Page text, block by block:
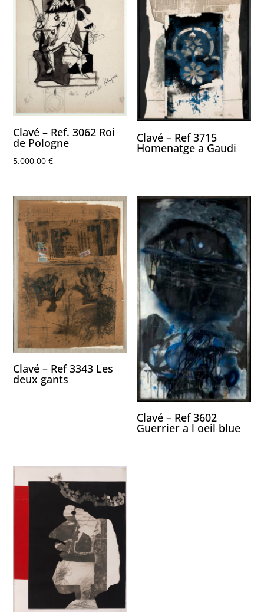
Clavé – Ref. 3062 Roi
de Pologne
5.000,00€
Clavé – Ref 3715
Homenatge a Gaudi
Clavé – Ref 3343 Les
deux gants
Clavé – Ref 3602
Guerrier a l oeil blue